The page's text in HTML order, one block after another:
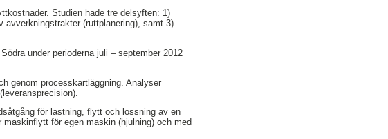
Studien hade tre delsyften: 1)
(ruttplanering), samt 3)
under perioderna juli – september 2012
genom processkartläggning. Analyser
för lastning, flytt och lossning av en
för egen maskin (hjulning) och med